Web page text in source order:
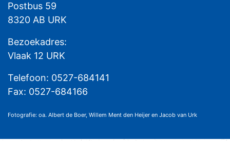
Postbus 59
8320 AB URK
Bezoekadres:
Vlaak 12 URK
Telefoon: 0527-684141
Fax: 0527-684166
Fotografie: oa. Albert de Boer, Willem Ment den Heijer en Jacob van Urk